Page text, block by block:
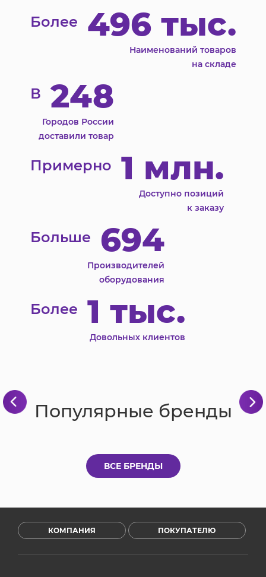
Более 496 тыс.
Наименований товаров
на складе
В 248
Городов России
доставили товар
Примерно 1 млн.
Доступно позиций
к заказу
Больше 694
Производителей
оборудования
Более 1 тыс.
Довольных клиентов
Популярные бренды
ВСЕ БРЕНДЫ
КОМПАНИЯ ПОКУПАТЕЛЮ